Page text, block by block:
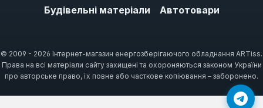
заточування для цього.
Як обрати інструмент для
різання
Будівельні матеріали
Автотовари
© 2009 - 2026 Інтернет-магазин енергозберігаючого обладнання ARTiss.
Права на всі матеріали сайту захищені та охороняються законом України
про авторське право, їх повне або часткове копіювання – заборонено.